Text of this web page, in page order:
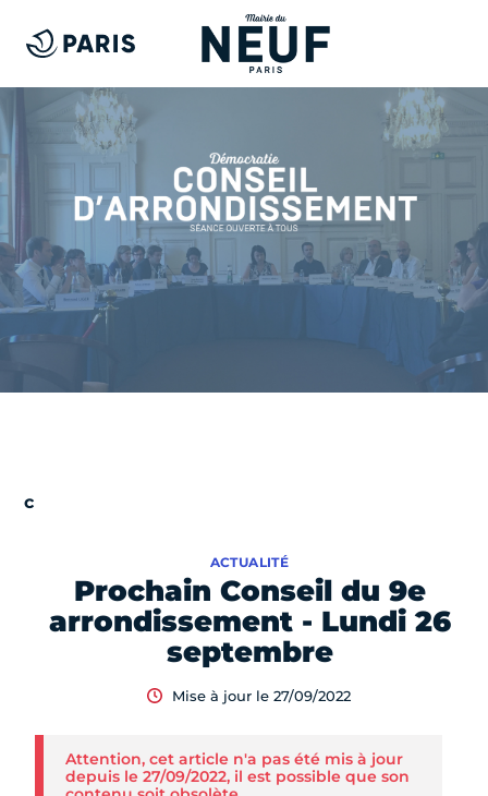
Prochain Conseil du 9e
arrondissement - Lundi 26
septembre
ACTUALITÉ
Mise à jour le 27/09/2022
Attention, cet article n'a pas été mis à jour
depuis le 27/09/2022, il est possible que son